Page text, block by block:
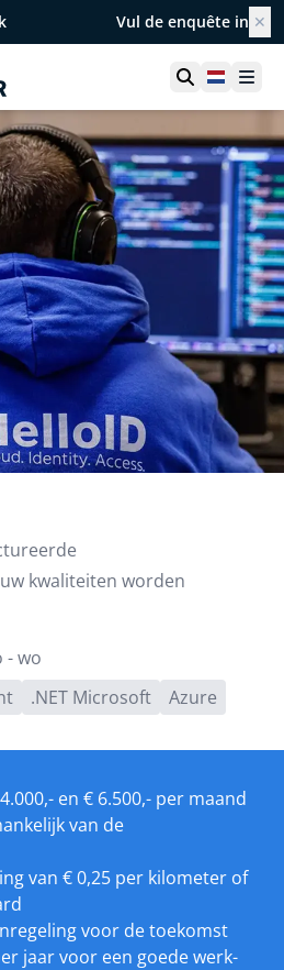
Vul de enquête in ✕
kwaliteiten worden
- wo
.NET Microsoft Azure
en € 6.500,- per maand
van de
van € 0,25 per kilometer of
voor de toekomst
jaar voor een goede werk-